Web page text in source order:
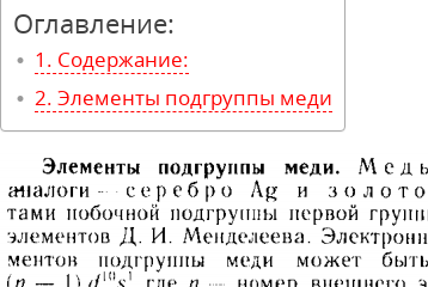
Оглавление:
Содержание:
Элементы подгруппы меди